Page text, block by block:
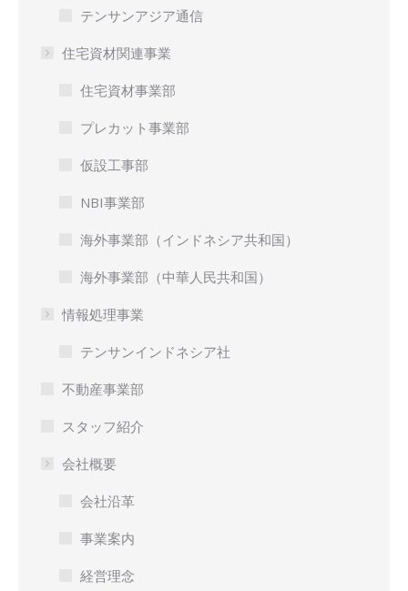
テンサンアジア通信
住宅資材関連事業
住宅資材事業部
プレカット事業部
仮設工事部
NBI事業部
海外事業部（インドネシア共和国）
海外事業部（中華人民共和国）
情報処理事業
テンサンインドネシア社
不動産事業部
スタッフ紹介
会社概要
会社沿革
事業案内
経営理念